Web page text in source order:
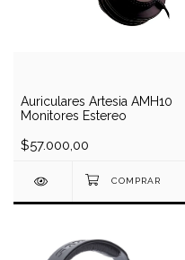
Auriculares Artesia AMH10
Monitores Estereo
$57.000,00